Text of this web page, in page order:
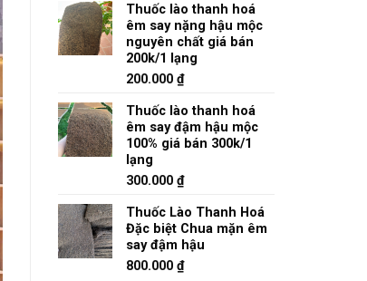
Thuốc lào thanh hoá
êm say nặng hậu mộc
nguyên chất giá bán
200k/1 lạng
200.000 ₫
Thuốc lào thanh hoá
êm say đậm hậu mộc
100% giá bán 300k/1
lạng
300.000 ₫
Thuốc Lào Thanh Hoá
Đặc biệt Chua mặn êm
say đậm hậu
800.000 ₫